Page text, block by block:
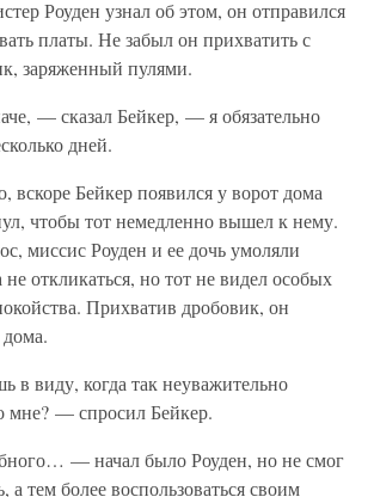
Роуден узнал об этом, он отправился
платы. Не забыл он прихватить с
заряженный пулями.
— сказал Бейкер, — я обязательно
дней.
вскоре Бейкер появился у ворот дома
чтобы тот немедленно вышел к нему.
миссис Роуден и ее дочь умоляли
не откликаться, но тот не видел особых
Прихватив дробовик, он
виду, когда так неуважительно
мне? — спросил Бейкер.
— начал было Роуден, но не смог
а тем более воспользоваться своим